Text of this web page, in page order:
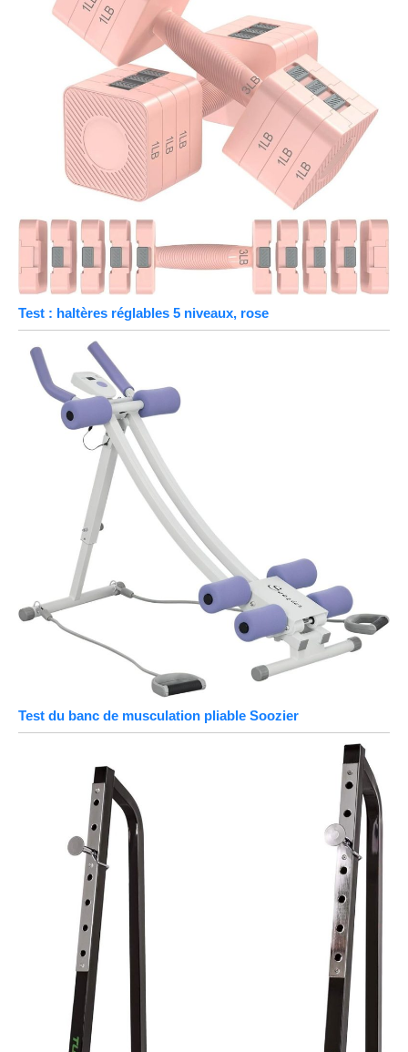
Test : haltères réglables 5 niveaux, rose
Test du banc de musculation pliable Soozier